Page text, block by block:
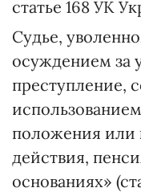
статье 168 УК
Судье,
осуждением за
преступление,
положения или
действия,
основаниях»